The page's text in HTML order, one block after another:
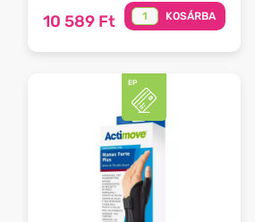
10 589 Ft KOSÁRBA